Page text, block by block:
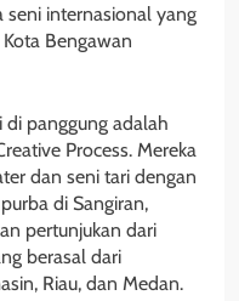
internasional yang
Bengawan
di panggung adalah
Process. Mereka
dan seni tari dengan
di Sangiran,
pertunjukan dari
berasal dari
Riau, dan Medan.